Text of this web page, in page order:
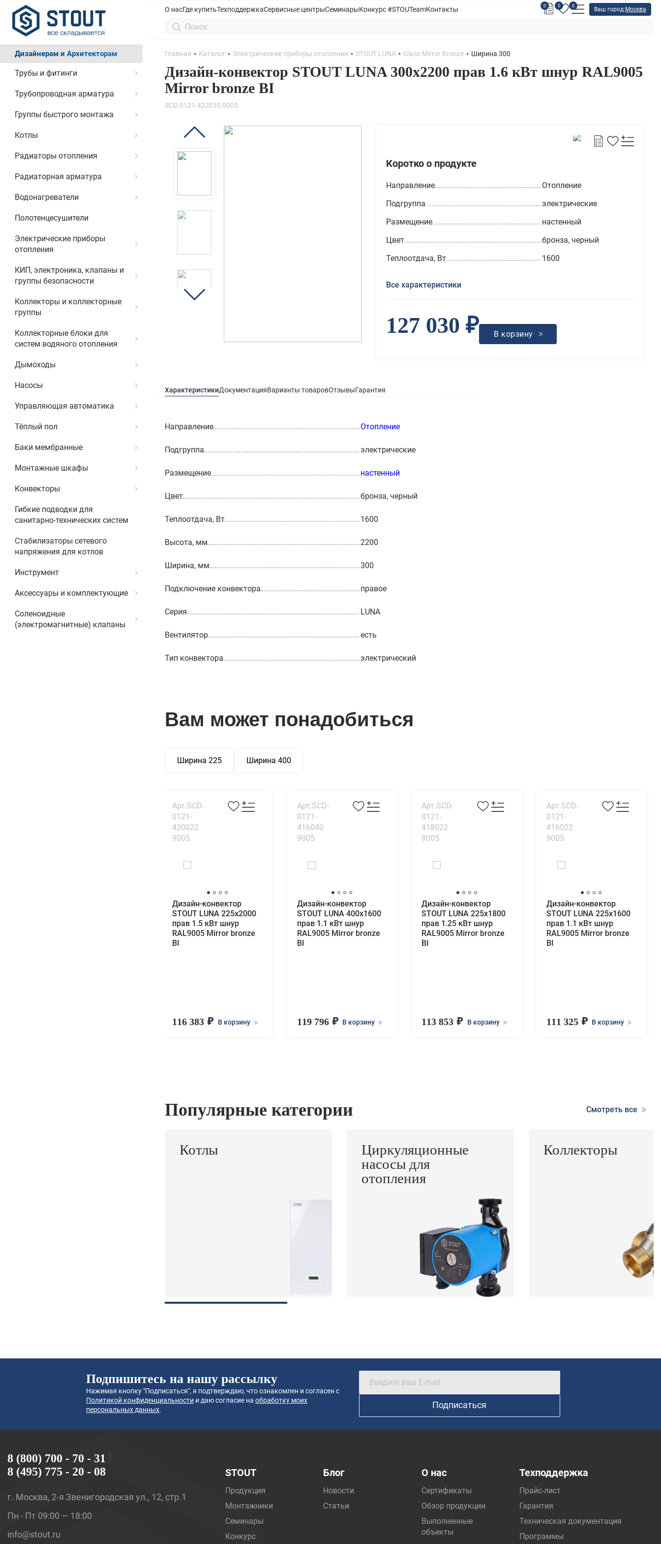
Дизайнерам и Архитекторам
Трубы и фитинги
Трубопроводная арматура
Группы быстрого монтажа
Котлы
Радиаторы отопления
Радиаторная арматура
Водонагреватели
Полотенцесушители
Электрические приборы
отопления
КИП, электроника, клапаны и
группы безопасности
Коллекторы и коллекторные
группы
Коллекторные блоки для
систем водяного отопления
Дымоходы
Насосы
Управляющая автоматика
Тёплый пол
Баки мембранные
Монтажные шкафы
Конвекторы
Гибкие подводки для
санитарно-технических систем
Стабилизаторы сетевого
напряжения для котлов
Инструмент
Аксессуары и комплектующие
Соленоидные
(электромагнитные) клапаны
О насГде купитьТехподдержкаСервисные центрыСеминарыКонкурс #STOUTeamКонтакты 0 0 0
Ваш город: Москва
Главная Каталог Электрические приборы отопления STOUT LUNA Glass Mirror Bronze Ширина 300
Дизайн-конвектор STOUT LUNA 300x2200 прав 1.6 кВт шнур RAL9005
Mirror bronze BI
SCD-0121-422030 9005
Коротко о продукте
Направление
Отопление
Подгруппа
электрические
Размещение
настенный
Цвет
бронза, черный
Теплоотдача, Вт
1600
Все характеристики
127 030 ₽ В корзину
ХарактеристикиДокументацияВарианты товаровОтзывыГарантия
Направление Отопление
Подгруппа электрические
Размещение настенный
Цвет бронза, черный
Теплоотдача, Вт 1600
Высота, мм 2200
Ширина, мм 300
Подключение конвектора правое
Серия LUNA
Вентилятор есть
Тип конвектора электрический
Вам может понадобиться
Ширина 225 Ширина 400
Арт.SCD-
0121-
420022
9005
Дизайн-конвектор
STOUT LUNA 225x2000
прав 1.5 кВт шнур
RAL9005 Mirror bronze
BI
116 383 В корзину
Арт.SCD-
0121-
416040
9005
Дизайн-конвектор
STOUT LUNA 400x1600
прав 1.1 кВт шнур
RAL9005 Mirror bronze
BI
119 796 В корзину
Арт.SCD-
0121-
418022
9005
Дизайн-конвектор
STOUT LUNA 225x1800
прав 1.25 кВт шнур
RAL9005 Mirror bronze
BI
113 853 В корзину
Арт.SCD-
0121-
416022
9005
Дизайн-конвектор
STOUT LUNA 225x1600
прав 1.1 кВт шнур
RAL9005 Mirror bronze
BI
111 325 В корзину
Популярные категории Смотреть все
Котлы
Циркуляционные
насосы для
отопления
Коллекторы
Подпишитесь на нашу рассылку
Нажимая кнопку "Подписаться", я подтверждаю, что ознакомлен и согласен с
Политикой конфиденциальности и даю согласие на обработку моих
персональных данных. Подписаться
8 (800) 700 - 70 - 31
8 (495) 775 - 20 - 08
г. Москва, 2-я Звенигородская ул., 12, стр.1
Пн - Пт 09:00 — 18:00
info@stout.ru
STOUT
Продукция
Монтажники
Семинары
Конкурс
Блог
Новости
Статьи
О нас
Сертификаты
Обзор продукции
Выполненные
объекты
Техподдержка
Прайс-лист
Гарантия
Техническая документация
Программы